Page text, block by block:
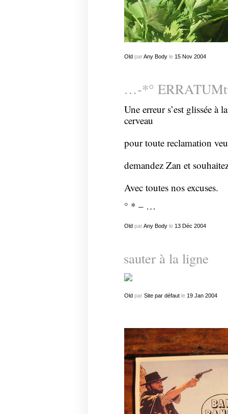
OldparAny Bodyle 15 Nov 2004
…-*°
Une erreur s’est glissée à
cerveau
pour toute reclamation
demandez Zan et
Avec toutes nos excuses.
° * – …
Old parAny Bodyle 13 Déc 2004
sauter à la ligne
Oldpar Site par défautle 19 Jan 2004